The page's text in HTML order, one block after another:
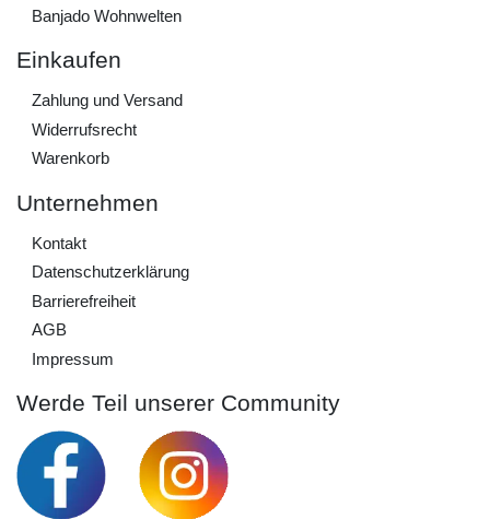
Banjado Wohnwelten
Einkaufen
Zahlung und Versand
Widerrufs­recht
Warenkorb
Unternehmen
Kontakt
Daten­schutz­erklärung
Barrierefreiheit
AGB
Impressum
Werde Teil unserer Community